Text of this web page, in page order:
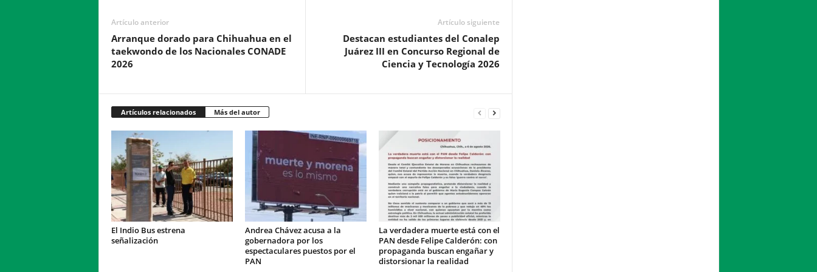
Artículo anterior
Arranque dorado para Chihuahua en el
taekwondo de los Nacionales CONADE
2026
Artículo siguiente
Destacan estudiantes del Conalep
Juárez III en Concurso Regional de
Ciencia y Tecnología 2026
Artículos relacionados Más del autor
El Indio Bus estrena
señalización
Andrea Chávez acusa a la
gobernadora por los
espectaculares puestos por el
PAN
La verdadera muerte está con el
PAN desde Felipe Calderón: con
propaganda buscan engañar y
distorsionar la realidad